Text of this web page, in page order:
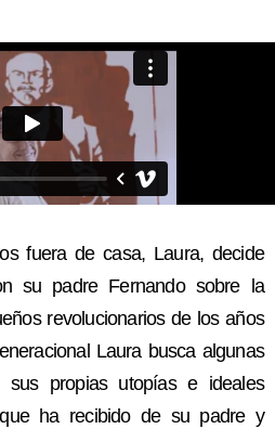
fuera de casa, Laura, decide
su padre Fernando sobre la
revolucionarios de los años
Laura busca algunas
sus propias utopías e ideales
ha recibido de su padre y